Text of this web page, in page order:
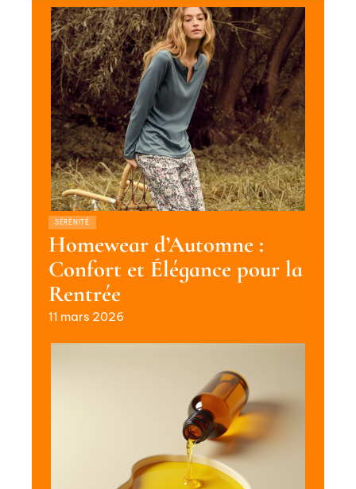
SÉRÉNITÉ
Homewear d’Automne :
Confort et Élégance pour la
Rentrée
11 mars 2026